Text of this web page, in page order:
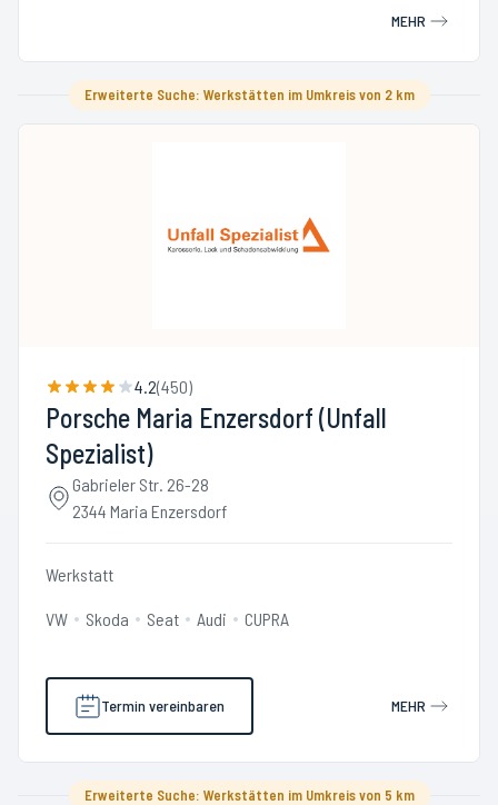
MEHR
Erweiterte Suche: Werkstätten im Umkreis von 2 km
4.2(450)
Porsche Maria Enzersdorf (Unfall
Spezialist)
Gabrieler Str. 26-28
2344 Maria Enzersdorf
Werkstatt
VW Skoda Seat Audi CUPRA
Termin vereinbaren MEHR
Erweiterte Suche: Werkstätten im Umkreis von 5 km